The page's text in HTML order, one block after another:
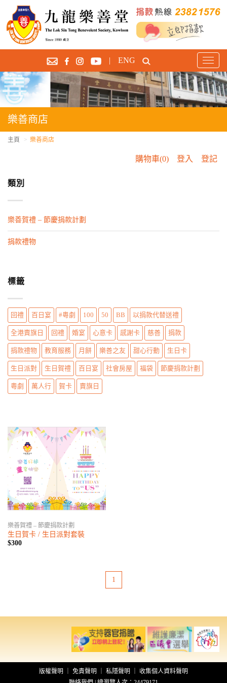
T
o
g
g
l
i
n
| ENG
樂善商店
主頁 樂善商店
購物車(0) 登入 登記
類別
樂善賀禮 – 節慶捐款計劃
捐款禮物
標籤
回禮 百日宴 #粵劇 100 50 BB 以捐款代替送禮
全港賣旗日 回禮 婚宴 心意卡 感謝卡 慈善 捐款
捐款禮物 教育服務 月餅 樂善之友 甜心行動 生日卡
生日派對 生日賀禮 百日宴 社會房屋 福袋 節慶捐款計劃
粵劇 萬人行 賀卡 賣旗日
樂善賀禮 – 節慶捐款計劃
生日賀卡 / 生日派對套裝
$300
1
版權聲明 免責聲明 私隱聲明
收集個人資料聲明